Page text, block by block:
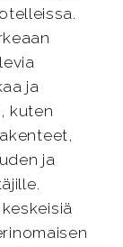
ja
kuten
ja